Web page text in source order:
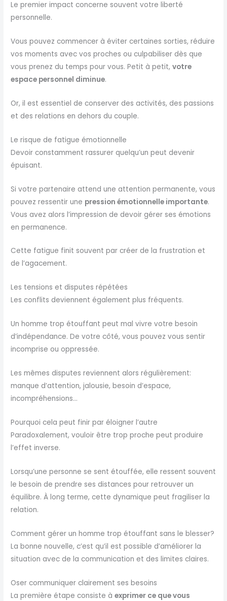
Le premier impact concerne souvent votre liberté
personnelle.
Vous pouvez commencer à éviter certaines sorties, réduire
vos moments avec vos proches ou culpabiliser dès que
vous prenez du temps pour vous. Petit à petit,votre
espace personnel diminue.
Or, il est essentiel de conserver des activités, des passions
et des relations en dehors du couple.
Le risque de fatigue émotionnelle
Devoir constamment rassurer quelqu’un peut devenir
épuisant.
Si votre partenaire attend une attention permanente, vous
pouvez ressentir une pression émotionnelle importante.
Vous avez alors l’impression de devoir gérer ses émotions
en permanence.
Cette fatigue finit souvent par créer de la frustration et
de l’agacement.
Les tensions et disputes répétées
Les conflits deviennent également plus fréquents.
Un homme trop étouffant peut mal vivre votre besoin
d’indépendance. De votre côté, vous pouvez vous sentir
incomprise ou oppressée.
Les mêmes disputes reviennent alors régulièrement:
manque d’attention, jalousie, besoin d’espace,
incompréhensions…
Pourquoi cela peut finir par éloigner l’autre
Paradoxalement, vouloir être trop proche peut produire
l’effet inverse.
Lorsqu’une personne se sent étouffée, elle ressent souvent
le besoin de prendre ses distances pour retrouver un
équilibre. À long terme, cette dynamique peut fragiliser la
relation.
Comment gérer un homme trop étouffant sans le blesser?
La bonne nouvelle, c’est qu’il est possible d’améliorer la
situation avec de la communication et des limites claires.
Oser communiquer clairement ses besoins
La première étape consiste àexprimer ce que vous